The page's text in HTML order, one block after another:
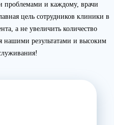
проблемами и каждому, врачи
цель сотрудников клиники в
а не увеличить количество
результатами и высоким